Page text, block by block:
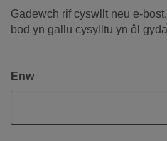
Gadewch rif cyswllt neu e-
bod yn gallu cysylltu yn ôl
Enw